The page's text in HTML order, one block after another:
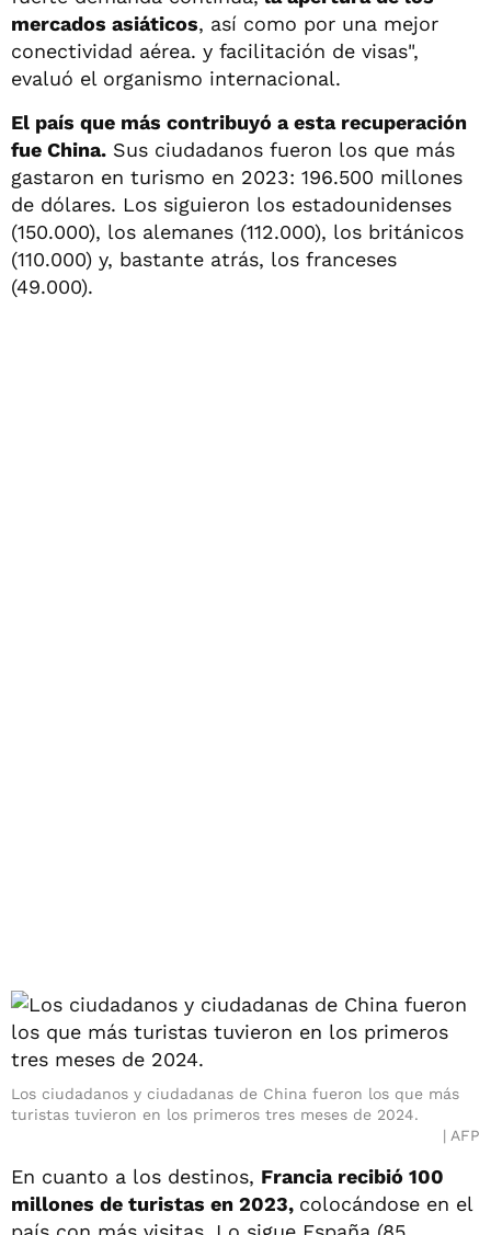
mercados asiáticos, así como por una mejor
conectividad aérea. y facilitación de visas",
evaluó el organismo internacional.
El país que más contribuyó a esta recuperación
fue China. Sus ciudadanos fueron los que más
gastaron en turismo en 2023: 196.500 millones
de dólares. Los siguieron los estadounidenses
(150.000), los alemanes (112.000), los británicos
(110.000) y, bastante atrás, los franceses
(49.000).
Los ciudadanos y ciudadanas de China fueron los que más
turistas tuvieron en los primeros tres meses de 2024.
AFP
En cuanto a los destinos, Francia recibió 100
millones de turistas en 2023, colocándose en el